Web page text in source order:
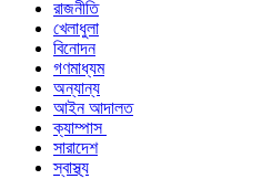
রাজনীতি
খেলাধুলা
বিনোদন
গণমাধ্যম
অন্যান্য
আইন আদালত
ক্যাম্পাস
সারাদেশ
স্বাস্থ্য